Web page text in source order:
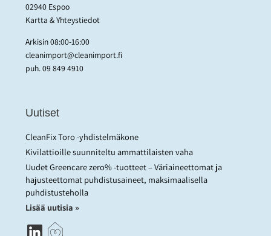
02940 Espoo
Kartta & Yhteystiedot
Arkisin 08:00-16:00
cleanimport@cleanimport.fi
puh.09 849 4910
Uutiset
CleanFix Toro -yhdistelmäkone
Kivilattioille suunniteltu ammattilaisten vaha
Uudet Greencare zero% -tuotteet – Väriaineettomat ja
hajusteettomat puhdistusaineet, maksimaalisella
puhdistusteholla
Lisää uutisia »